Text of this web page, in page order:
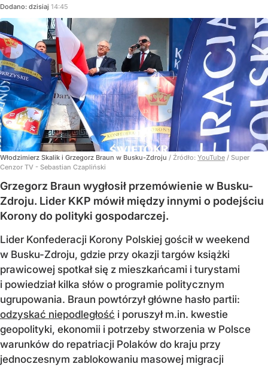
Dodano: dzisiaj 14:45
Włodzimierz Skalik i Grzegorz Braun w Busku-Zdroju / Źródło: YouTube / Super
Cenzor TV - Sebastian Czapliński
Grzegorz Braun wygłosił przemówienie w Busku-
Zdroju. Lider KKP mówił między innymi o podejściu
Korony do polityki gospodarczej.
Lider Konfederacji Korony Polskiej gościł w weekend
w Busku-Zdroju, gdzie przy okazji targów książki
prawicowej spotkał się z mieszkańcami i turystami
i powiedział kilka słów o programie politycznym
ugrupowania. Braun powtórzył główne hasło partii:
odzyskać niepodległość i poruszył m.in. kwestie
geopolityki, ekonomii i potrzeby stworzenia w Polsce
warunków do repatriacji Polaków do kraju przy
jednoczesnym zablokowaniu masowej migracji